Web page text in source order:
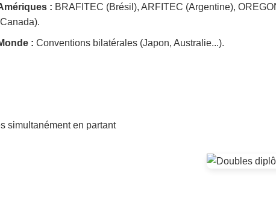
: BRAFITEC (Brésil), ARFITEC (Argentine),
: Conventions bilatérales (Japon, Australie...).
simultanément en partant